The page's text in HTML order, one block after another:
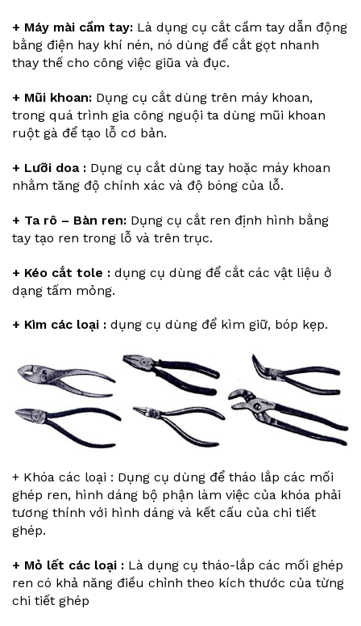
+ Máy mài cầm tay: Là dụng cụ cắt cầm tay dẫn động
bằng điện hay khí nén, nó dùng để cắt gọt nhanh
thay thế cho công việc giũa và đục.
+ Mũi khoan: Dụng cụ cắt dùng trên máy khoan,
trong quá trình gia công nguội ta dùng mũi khoan
ruột gà để tạo lỗ cơ bản.
+ Lưỡi doa : Dụng cụ cắt dùng tay hoặc máy khoan
nhằm tăng độ chính xác và độ bóng của lỗ.
+ Ta rô – Bàn ren: Dụng cụ cắt ren định hình bằng
tay tạo ren trong lỗ và trên trục.
+ Kéo cắt tole : dụng cụ dùng để cắt các vật liệu ở
dạng tấm mỏng.
+ Kìm các loại : dụng cụ dùng để kìm giữ, bóp kẹp.
+ Khóa các loại : Dụng cụ dùng để tháo lắp các mối
ghép ren, hình dáng bộ phận làm việc của khóa phải
tương thính với hình dáng và kết cấu của chi tiết
ghép.
+ Mỏ lết các loại : Là dụng cụ tháo-lắp các mối ghép
ren có khả năng điều chỉnh theo kích thước của từng
chi tiết ghép